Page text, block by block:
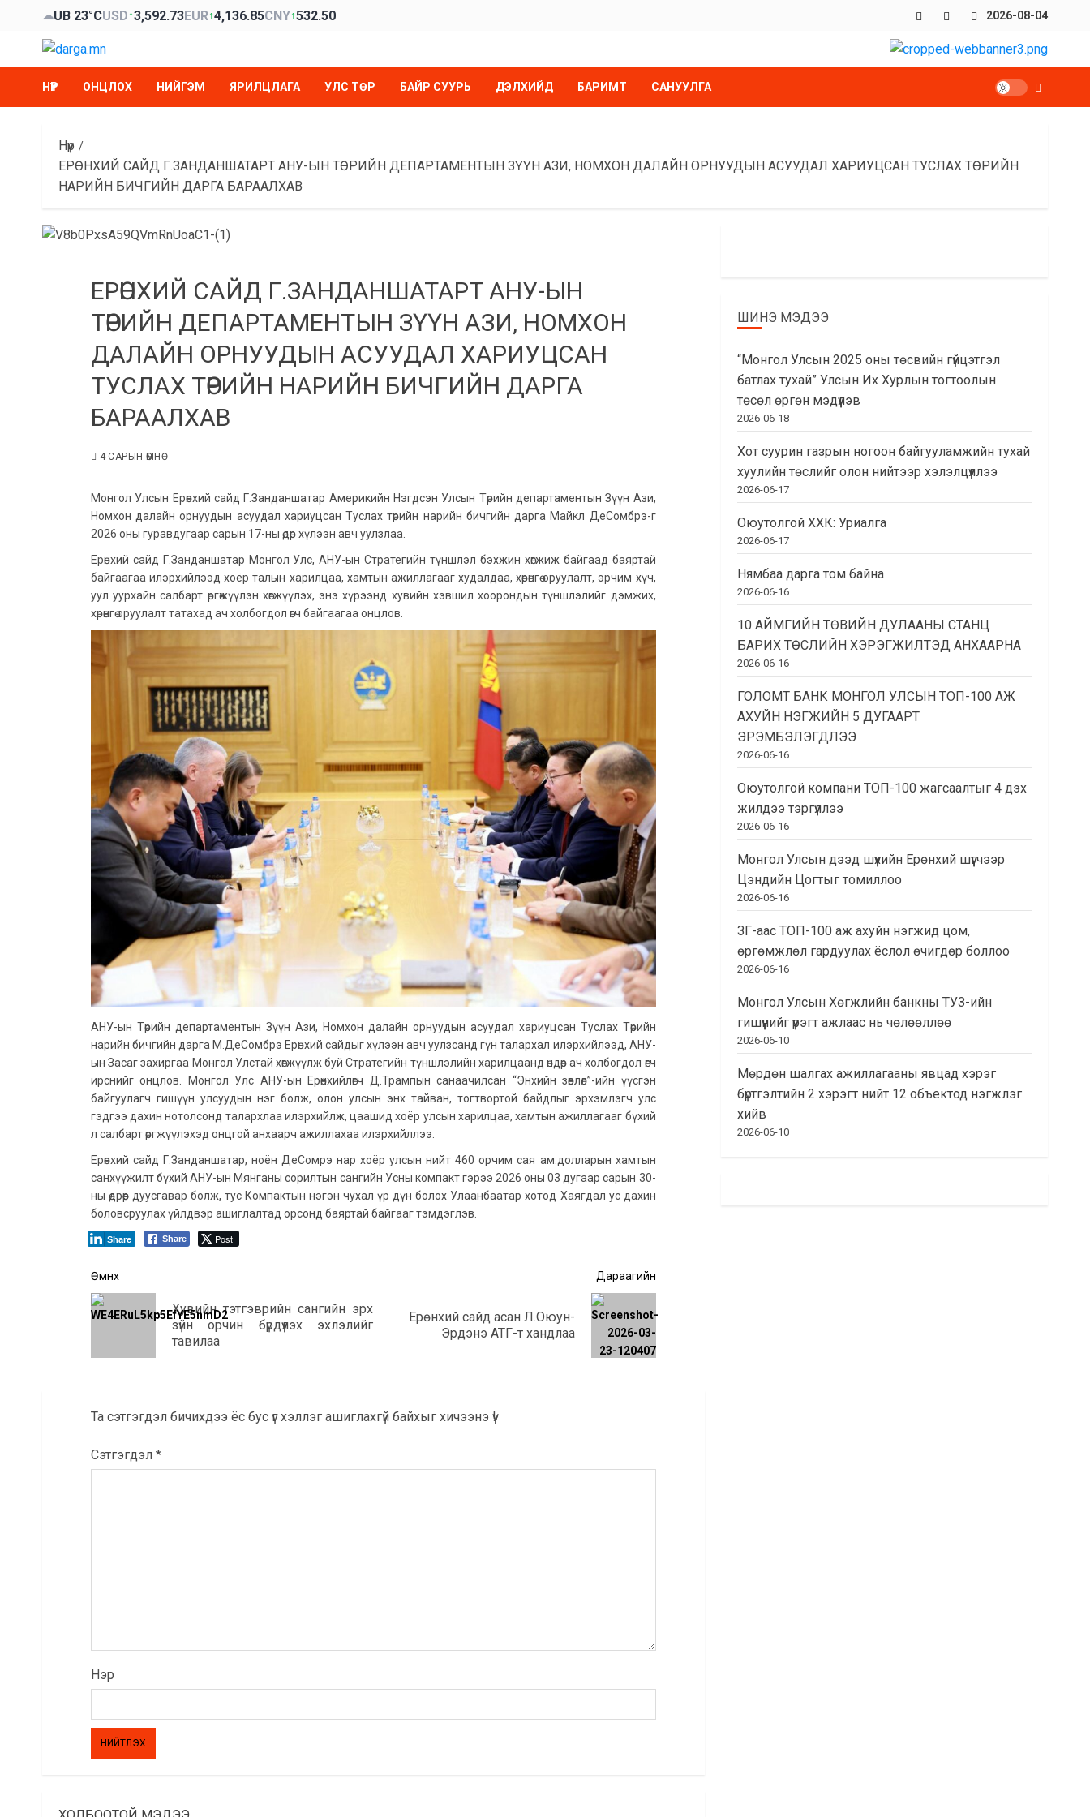
☁UB 23°CUSD↑3,592.73EUR↑4,136.85CNY↑532.50 Facebook
x Youtube
2026-08-04
НҮҮР ОНЦЛОХ НИЙГЭМ ЯРИЛЦЛАГА УЛС ТӨР БАЙР СУУРЬ ДЭЛХИЙД БАРИМТ САНУУЛГА
Нүүр
ЕРӨНХИЙ САЙД Г.ЗАНДАНШАТАРТ АНУ-ЫН ТӨРИЙН ДЕПАРТАМЕНТЫН ЗҮҮН АЗИ, НОМХОН ДАЛАЙН ОРНУУДЫН АСУУДАЛ ХАРИУЦСАН ТУСЛАХ ТӨРИЙН
НАРИЙН БИЧГИЙН ДАРГА БАРААЛХАВ
ЕРӨНХИЙ САЙД Г.ЗАНДАНШАТАРТ АНУ-ЫН
ТӨРИЙН ДЕПАРТАМЕНТЫН ЗҮҮН АЗИ, НОМХОН
ДАЛАЙН ОРНУУДЫН АСУУДАЛ ХАРИУЦСАН
ТУСЛАХ ТӨРИЙН НАРИЙН БИЧГИЙН ДАРГА
БАРААЛХАВ
4 САРЫН ӨМНӨ
Монгол Улсын Ерөнхий сайд Г.Занданшатар Америкийн Нэгдсэн Улсын Төрийн департаментын Зүүн Ази,
Номхон далайн орнуудын асуудал хариуцсан Туслах төрийн нарийн бичгийн дарга Майкл ДеСомбрэ-г
2026 оны гуравдугаар сарын 17-ны өдөр хүлээн авч уулзлаа.
Ерөнхий сайд Г.Занданшатар Монгол Улс, АНУ-ын Стратегийн түншлэл бэхжин хөгжиж байгаад баяртай
байгаагаа илэрхийлээд хоёр талын харилцаа, хамтын ажиллагааг худалдаа, хөрөнгө оруулалт, эрчим хүч,
уул уурхайн салбарт өргөжүүлэн хөгжүүлэх, энэ хүрээнд хувийн хэвшил хоорондын түншлэлийг дэмжих,
хөрөнгө оруулалт татахад ач холбогдол өгч байгаагаа онцлов.
АНУ-ын Төрийн департаментын Зүүн Ази, Номхон далайн орнуудын асуудал хариуцсан Туслах Төрийн
нарийн бичгийн дарга М.ДеСомбрэ Ерөнхий сайдыг хүлээн авч уулзсанд гүн талархал илэрхийлээд, АНУ-
ын Засаг захиргаа Монгол Улстай хөгжүүлж буй Стратегийн түншлэлийн харилцаанд өндөр ач холбогдол өгч
ирснийг онцлов. Монгол Улс АНУ-ын Ерөнхийлөгч Д.Трампын санаачилсан “Энхийн зөвлөл”-ийн үүсгэн
байгуулагч гишүүн улсуудын нэг болж, олон улсын энх тайван, тогтвортой байдлыг эрхэмлэгч улс
гэдгээ дахин нотолсонд талархлаа илэрхийлж, цаашид хоёр улсын харилцаа, хамтын ажиллагааг бүхий
л салбарт өргжүүлэхэд онцгой анхаарч ажиллахаа илэрхийллээ.
Ерөнхий сайд Г.Занданшатар, ноён ДеСомрэ нар хоёр улсын нийт 460 орчим сая ам.долларын хамтын
санхүүжилт бүхий АНУ-ын Мянганы сорилтын сангийн Усны компакт гэрээ 2026 оны 03 дугаар сарын 30-
ны өдрөөр дуусгавар болж, тус Компактын нэгэн чухал үр дүн болох Улаанбаатар хотод Хаягдал ус дахин
боловсруулах үйлдвэр ашиглалтад орсонд баяртай байгааг тэмдэглэв.
Share Post
Share
Post
navigation
Өмнөх
Өмнөх
Хувийн тэтгэврийн сангийн эрх
зүйн орчин бүрдүүлэх эхлэлийг
тавилаа
Дараагийн
ДараагийнЕрөнхий сайд асан Л.Оюун-
Эрдэнэ АТГ-т хандлаа
Та сэтгэгдэл бичихдээ ёс бус үг хэллэг ашиглахгүй байхыг хичээнэ үү!
Сэтгэгдэл *
Нэр
ШИНЭ МЭДЭЭ
“Монгол Улсын 2025 оны төсвийн гүйцэтгэл
батлах тухай” Улсын Их Хурлын тогтоолын
төсөл өргөн мэдүүлэв
2026-06-18
Хот суурин газрын ногоон байгууламжийн тухай
хуулийн төслийг олон нийтээр хэлэлцүүллээ
2026-06-17
Оюутолгой ХХК: Уриалга
2026-06-17
Нямбаа дарга том байна
2026-06-16
10 АЙМГИЙН ТӨВИЙН ДУЛААНЫ СТАНЦ
БАРИХ ТӨСЛИЙН ХЭРЭГЖИЛТЭД АНХААРНА
2026-06-16
ГОЛОМТ БАНК МОНГОЛ УЛСЫН ТОП-100 АЖ
АХУЙН НЭГЖИЙН 5 ДУГААРТ
ЭРЭМБЭЛЭГДЛЭЭ
2026-06-16
Оюутолгой компани ТОП-100 жагсаалтыг 4 дэх
жилдээ тэргүүллээ
2026-06-16
Монгол Улсын дээд шүүхийн Ерөнхий шүүгчээр
Цэндийн Цогтыг томиллоо
2026-06-16
ЗГ-аас ТОП-100 аж ахуйн нэгжид цом,
өргөмжлөл гардуулах ёслол өчигдөр боллоо
2026-06-16
Монгол Улсын Хөгжлийн банкны ТУЗ-ийн
гишүүнийг үүрэгт ажлаас нь чөлөөллөө
2026-06-10
Мөрдөн шалгах ажиллагааны явцад хэрэг
бүртгэлтийн 2 хэрэгт нийт 12 объектод нэгжлэг
хийв
2026-06-10